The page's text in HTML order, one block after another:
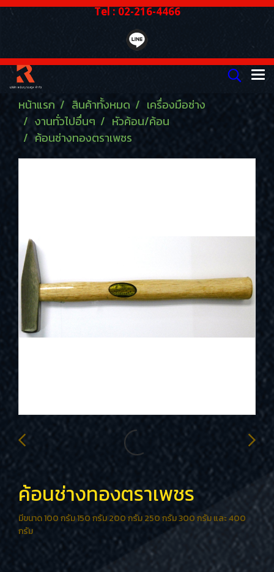
Tel : 02-216-4466
หน้าแรก สินค้าทั้งหมด
เครื่องมือช่าง
งานทั่วไปอื่นๆ
หัวค้อน/ค้อน
ค้อนช่างทองตราเพชร
ค้อนช่างทองตราเพชร
มีขนาด 100 กรัม 150 กรัม 200 กรัม 250 กรัม 300 กรัม และ 400
กรัม